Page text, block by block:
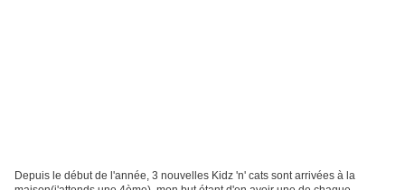
Depuis le début de l'année, 3 nouvelles Kidz 'n' cats sont arrivées à la